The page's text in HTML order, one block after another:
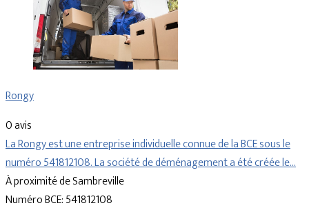
Rongy
0 avis
La Rongy est une entreprise individuelle connue de la BCE sous le
numéro 541812108. La société de déménagement a été créée le…
À proximité de Sambreville
Numéro BCE: 541812108